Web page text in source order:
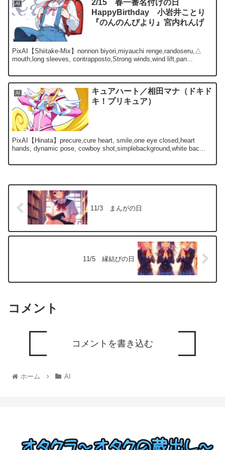
AI
2/15 春一番名付けの日
HappyBirthday 小岩井ことり
『のんのんびより』宮内れんげ
PixAI【Shiitake-Mix】nonnon biyori,miyauchi renge,randoseru,△
mouth,long sleeves, contrapposto,Strong winds,wind lift,pan...
AI
キュアハート／相田マナ（ドキド
キ！プリキュア）
PixAI【Hinata】precure,cure heart, smile,one eye closed,heart
hands, dynamic pose, cowboy shot,simplebackground,white bac...
11/3 まんがの日
11/5 縁結びの日
コメント
コメントを書き込む
ホーム AI